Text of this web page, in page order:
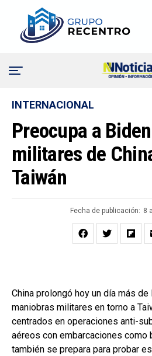
INTERNACIONAL
Preocupa a
militares de
Taiwán
Fecha de publicación: 8
China prolongó hoy un día más
maniobras militares en torno a
centrados en operaciones anti-
aéreos con embarcaciones como
también se prepara para probar